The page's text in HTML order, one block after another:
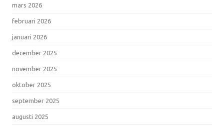
mars 2026
februari 2026
januari 2026
december 2025
november 2025
oktober 2025
september 2025
augusti 2025